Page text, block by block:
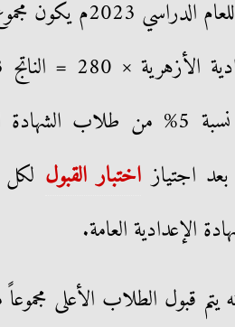
حددت المدرسة نسبة 5% من
اجتياز اختبار القبول
الإعدادية العامة.
يتم قبول الطلاب الأعلى